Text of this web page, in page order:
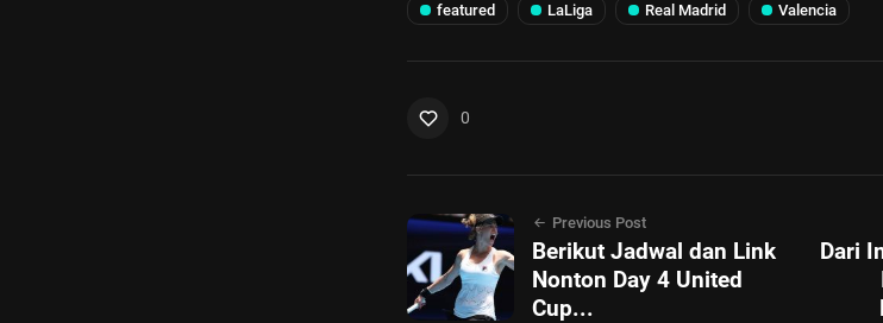
featured LaLiga Real Madrid Valencia
0
Previous Post
Berikut Jadwal dan Link
Nonton Day 4 United
Cup...
Dari